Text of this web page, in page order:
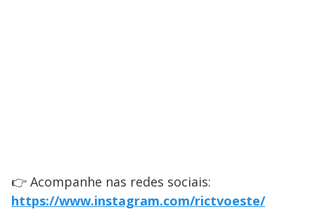
👉 Acompanhe nas redes sociais:
https://www.instagram.com/rictvoeste/